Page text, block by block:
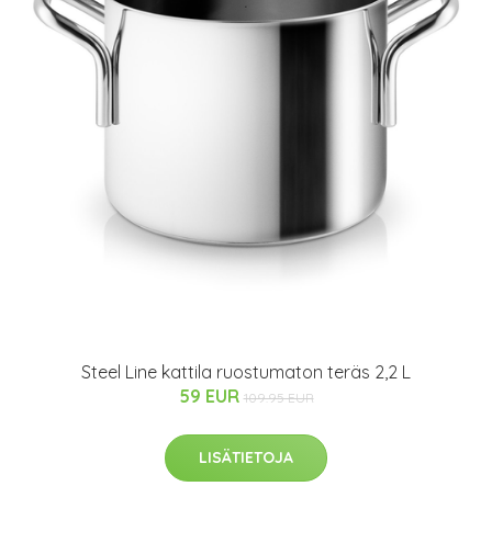
Steel Line kattila ruostumaton teräs 2,2 L
59 EUR 109.95 EUR
LISÄTIETOJA